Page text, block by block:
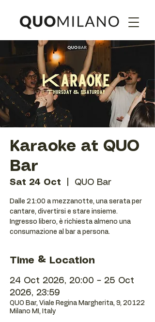
Karaoke at QUO
Bar
Sat 24 Oct QUO Bar
Dalle 21:00 a mezzanotte, una serata per
cantare, divertirsi e stare insieme.
Ingresso libero, è richiesta almeno una
consumazione al bar a persona.
Time & Location
24 Oct 2026, 20:00 – 25 Oct
2026, 23:59
QUO Bar, Viale Regina Margherita, 9, 20122
Milano MI, Italy